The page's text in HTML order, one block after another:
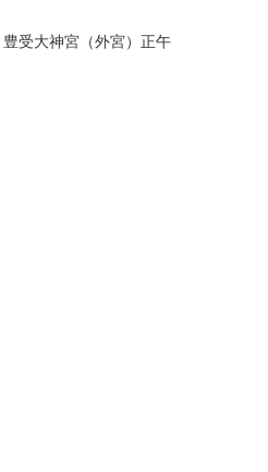
受大神宮（外宮）正午